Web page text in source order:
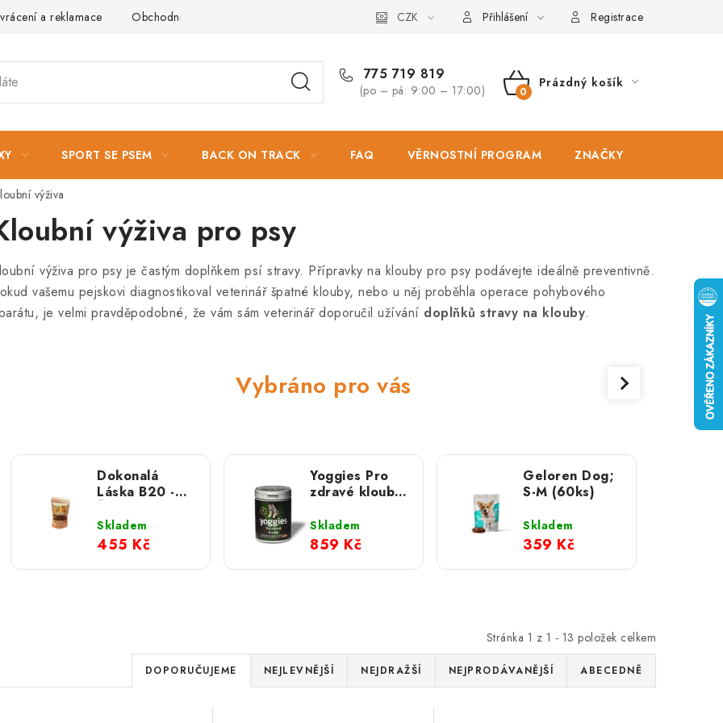
a reklamace Obchodní podmínky Podmínky ochrany osobních údajů Zásady použivání souboru cookies
CZK Přihlášení Registrace
775 719 819
(po – pá: 9:00 – 17:00)
NÁKUPNÍ
Prázdný košík
SPORT SE PSEM BACK ON TRACK FAQ VĚRNOSTNÍ PROGRAM ZNAČKY
výživa
výživa pro psy
výživa pro psy je častým doplňkem psí stravy. Přípravky na klouby pro psy podávejte ideálně preventivně.
vašemu pejskovi diagnostikoval veterinář špatné klouby, nebo u něj proběhla operace pohybového
je velmi pravděpodobné, že vám sám veterinář doporučil užívání doplňků stravy na klouby.
Vybráno pro vás
Dokonalá
Láska B20 -
sušený sekaný;
500 g
Skladem
455 Kč
Yoggies Pro
zdravé klouby
Skladem
859 Kč
Geloren Dog;
S-M (60ks)
Skladem
359 Kč
Stránka 1 z 1 - 13 položek celkem
Ř
a
DOPORUČUJEME NEJLEVNĚJŠÍ NEJDRAŽŠÍ NEJPRODÁVANĚJŠÍ ABECEDNĚ